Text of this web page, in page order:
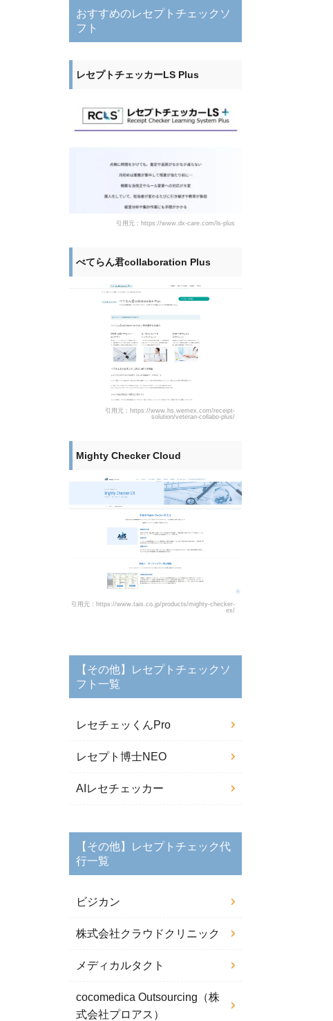
おすすめのレセプトチェックソ
フト
レセプトチェッカーLS Plus
引用元：https://www.dx-care.com/ls-plus
べてらん君collaboration Plus
引用元：https://www.hs.wemex.com/receipt-
solution/veteran-collabo-plus/
Mighty Checker Cloud
引用元：https://www.tais.co.jp/products/mighty-checker-
ex/
【その他】レセプトチェックソ
フト一覧
レセチェッくんPro
レセプト博士NEO
AIレセチェッカー
【その他】レセプトチェック代
行一覧
ビジカン
株式会社クラウドクリニック
メディカルタクト
cocomedica Outsourcing（株
式会社プロアス）